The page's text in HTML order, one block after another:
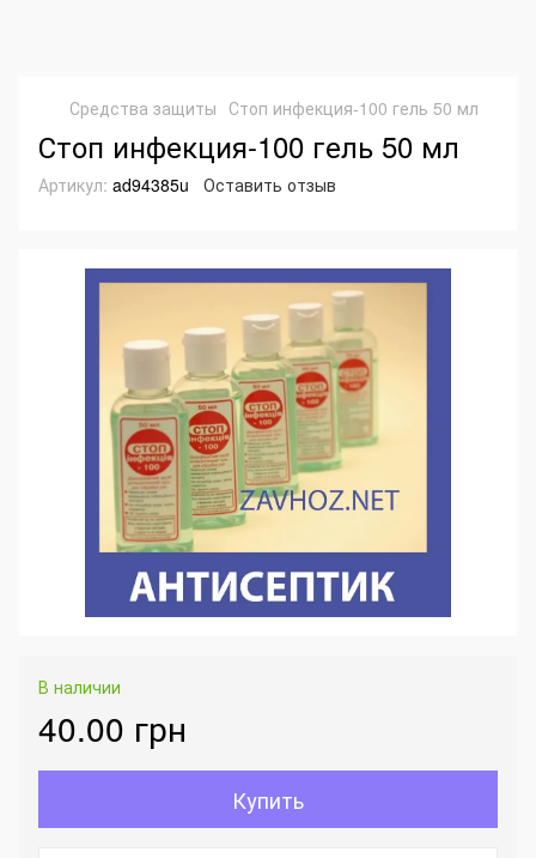
Средства защиты Стоп инфекция-100 гель 50 мл
Стоп инфекция-100 гель 50 мл
Артикул: ad94385u Оставить отзыв
В наличии
40.00 грн
Купить